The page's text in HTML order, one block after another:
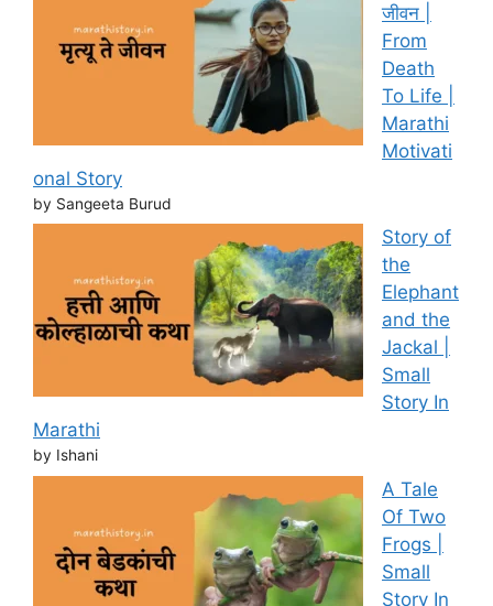
जीवन |
From
Death
To Life |
Marathi
Motivati
onal Story
by Sangeeta Burud
Story of
the
Elephant
and the
Jackal |
Small
Story In
Marathi
by Ishani
A Tale
Of Two
Frogs |
Small
Story In